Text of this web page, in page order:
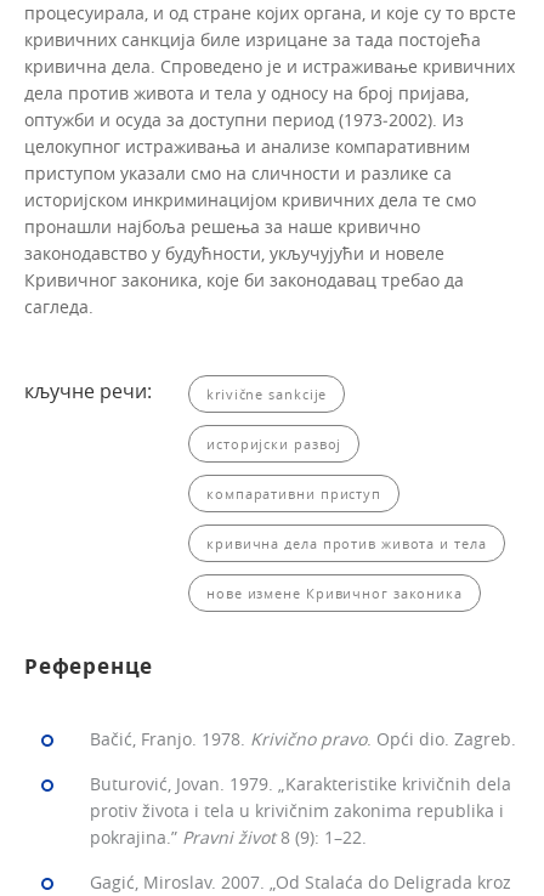
процесуирала, и од стране којих органа, и које су то врсте
кривичних санкција биле изрицане за тада постојећа
кривична дела. Спроведено је и истраживање кривичних
дела против живота и тела у односу на број пријава,
оптужби и осуда за доступни период (1973‒2002). Из
целокупног истраживања и анализе компаративним
приступом указали смо на сличности и разлике са
историјском инкриминацијом кривичних дела те смо
пронашли најбоља решења за наше кривично
законодавство у будућности, укључујући и новеле
Кривичног законика, које би законодавац требао да
сагледа.
кључне речи: krivične sankcije
историјски развој
компаративни приступ
кривична дела против живота и тела
нове измене Кривичног законика
Референце
Bačić, Franjo. 1978. Krivično pravo. Opći dio. Zagreb.
Buturović, Jovan. 1979. „Karakteristike krivičnih dela
protiv života i tela u krivičnim zakonima republika i
pokrajina.” Pravni život8 (9): 1–22.
Gagić, Miroslav. 2007. „Od Stalaća do Deligrada kroz